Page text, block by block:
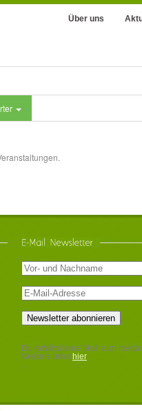
Über uns
Du erhältst eine Mail zum
Weitere Infos hier
.